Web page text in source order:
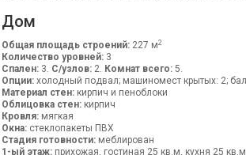
Дом
Общая площадь строений:227 м2
Количество уровней:3
Спален:3. С/узлов:2. Комнат всего:5.
Опции:холодный подвал; машиномест крытых: 2;
Материал стен:кирпич и пеноблоки
Облицовка стен:кирпич
Кровля:мягкая
Окна:стеклопакеты ПВХ
Стадия готовности:меблирован
1-ый этаж:прихожая, гостиная 25 кв.м, кухня 25